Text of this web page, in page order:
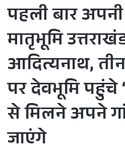
पहली बार अपनी
मातृभूमि
आदित्यनाथ,
पर देवभूमि पहुंचे
से मिलने अपने
जाएंगे